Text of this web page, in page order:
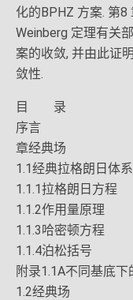
化的BPHZ 方案. 第8
Weinberg 定理有关
案的收敛, 并由此证
敛性.
目 录
序言
章经典场
1.1经典拉格朗日体
1.1.1拉格朗日方程
1.1.2作用量原理
1.1.3哈密顿方程
1.1.4泊松括号
附录1.1A不同基底下
1.2经典场